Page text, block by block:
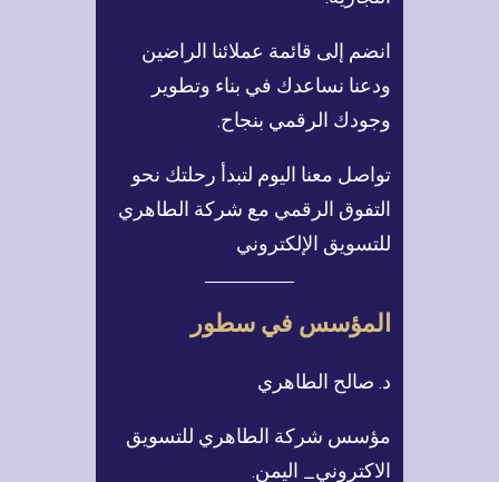
انضم إلى قائمة عملائنا الراضين
ودعنا نساعدك في بناء وتطوير
وجودك الرقمي بنجاح.
تواصل معنا اليوم لتبدأ رحلتك نحو
التفوق الرقمي مع شركة الطاهري
للتسويق الإلكتروني
المؤسس في سطور
د. صالح الطاهري
مؤسس شركة الطاهري للتسويق
الاكتروني_ اليمن.